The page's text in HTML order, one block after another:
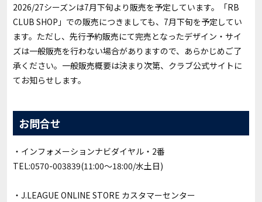
2026/27シーズンは7月下旬より販売を予定しています。「RB
CLUB SHOP」での販売につきましても、7月下旬を予定してい
ます。ただし、先行予約販売にて完売となったデザイン・サイ
ズは一般販売を行わない場合がありますので、あらかじめご了
承ください。一般販売概要は決まり次第、クラブ公式サイトに
てお知らせします。
お問合せ
・インフォメーションナビダイヤル・2番
TEL:0570-003839(11:00～18:00/水土日)
・ J.LEAGUE ONLINE STORE カスタマーセンター